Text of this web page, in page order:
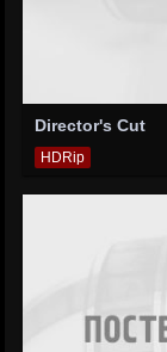
Director's Cut
HDRip